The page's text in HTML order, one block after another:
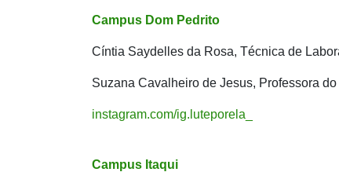
Campus Dom Pedrito
Cíntia Saydelles da Rosa, Técnica de
Suzana Cavalheiro de Jesus, Professora
instagram.com/ig.luteporela_
Campus Itaqui